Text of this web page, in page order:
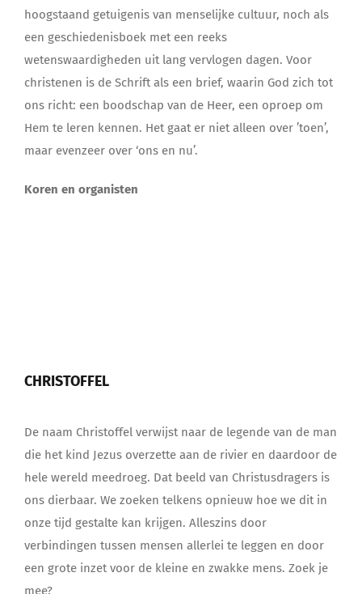
hoogstaand getuigenis van menselijke cultuur, noch als
een geschiedenisboek met een reeks
wetenswaardigheden uit lang vervlogen dagen. Voor
christenen is de Schrift als een brief, waarin God zich tot
ons richt: een boodschap van de Heer, een oproep om
Hem te leren kennen. Het gaat er niet alleen over ’toen’,
maar evenzeer over ‘ons en nu’.
Koren en organisten
CHRISTOFFEL
De naam Christoffel verwijst naar de legende van de man
die het kind Jezus overzette aan de rivier en daardoor de
hele wereld meedroeg. Dat beeld van Christusdragers is
ons dierbaar. We zoeken telkens opnieuw hoe we dit in
onze tijd gestalte kan krijgen. Alleszins door
verbindingen tussen mensen allerlei te leggen en door
een grote inzet voor de kleine en zwakke mens. Zoek je
mee?